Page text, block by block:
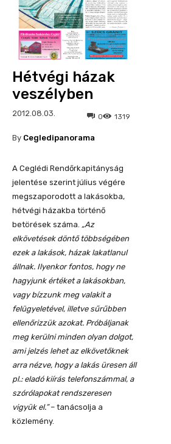
Hétvégi házak
veszélyben
2012.08.03. 1319
0
By Cegledipanorama
A Ceglédi Rendőrkapitányság
jelentése szerint július végére
megszaporodott a lakásokba,
hétvégi házakba történő
betörések száma. „Az
elkövetések döntő többségében
ezek a lakások, házak lakatlanul
állnak. Ilyenkor fontos, hogy ne
hagyjunk értéket a lakásokban,
vagy bízzunk meg valakit a
felügyeletével, illetve sűrűbben
ellenőrizzük azokat. Próbáljanak
meg kerülni minden olyan dolgot,
ami jelzés lehet az elkövetőknek
arra nézve, hogy a lakás üresen áll
pl.: eladó kiírás telefonszámmal, a
szórólapokat rendszeresen
vigyük el.”– tanácsolja a
közlemény.